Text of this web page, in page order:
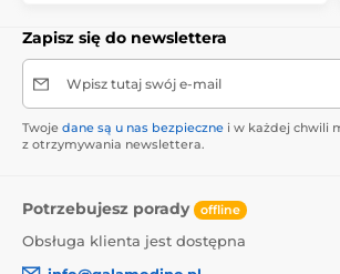
Zapisz się do newslettera
Wpisz tutaj swój e-mail
Twoje dane są u nas bezpieczne i w każdej chwili
z otrzymywania newslettera.
Potrzebujesz porady offline
Obsługa klienta jest dostępna